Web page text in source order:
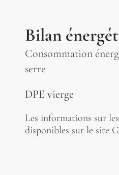
Bilan
Consommation
serre
DPE vierge
Les informations sur
disponibles sur le site